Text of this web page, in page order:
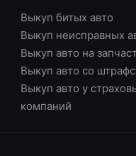
Выкуп битых авто
Выкуп неисправных
Выкуп авто на
Выкуп авто со
Выкуп авто у
компаний